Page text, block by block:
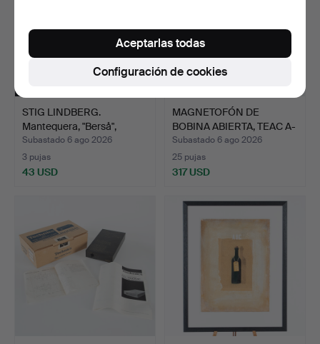
STIG LINDBERG.
Mantequera, "Berså",
porcel…
Subastado 6 ago 2026
3 pujas
43 USD
MAGNETOFÓN DE
BOBINA ABIERTA, TEAC A-
6300.
Subastado 6 ago 2026
25 pujas
317 USD
Configuración de cookies
Aceptarlas todas